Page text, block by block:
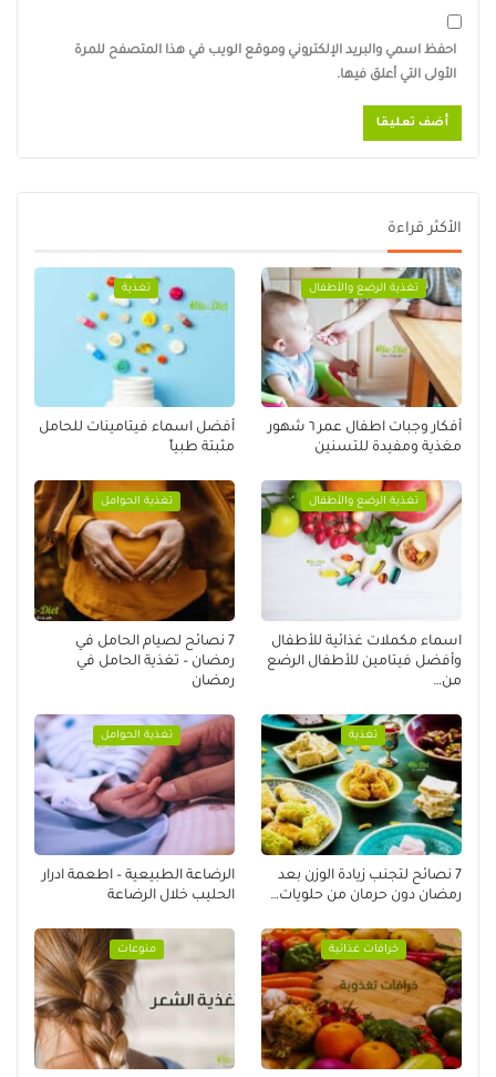
احفظ اسمي والبريد الإلكتروني وموقع الويب في هذا المتصفح للمرة
الأولى التي أعلق فيها.
الأكثر قراءة
تغذية الرضع والأطفال
أفكار وجبات اطفال عمر ٦ شهور
مغذية ومفيدة للتسنين
تغذية
أفضل اسماء فيتامينات للحامل
مثبتة طبياً
تغذية الرضع والأطفال
اسماء مكملات غذائية للأطفال
وأفضل فيتامين للأطفال الرضع
من…
تغذية الحوامل
7 نصائح لصيام الحامل في
رمضان – تغذية الحامل في
رمضان
تغذية
7 نصائح لتجنب زيادة الوزن بعد
رمضان دون حرمان من حلويات…
تغذية الحوامل
الرضاعة الطبيعية – اطعمة ادرار
الحليب خلال الرضاعة
خرافات غذائية منوعات